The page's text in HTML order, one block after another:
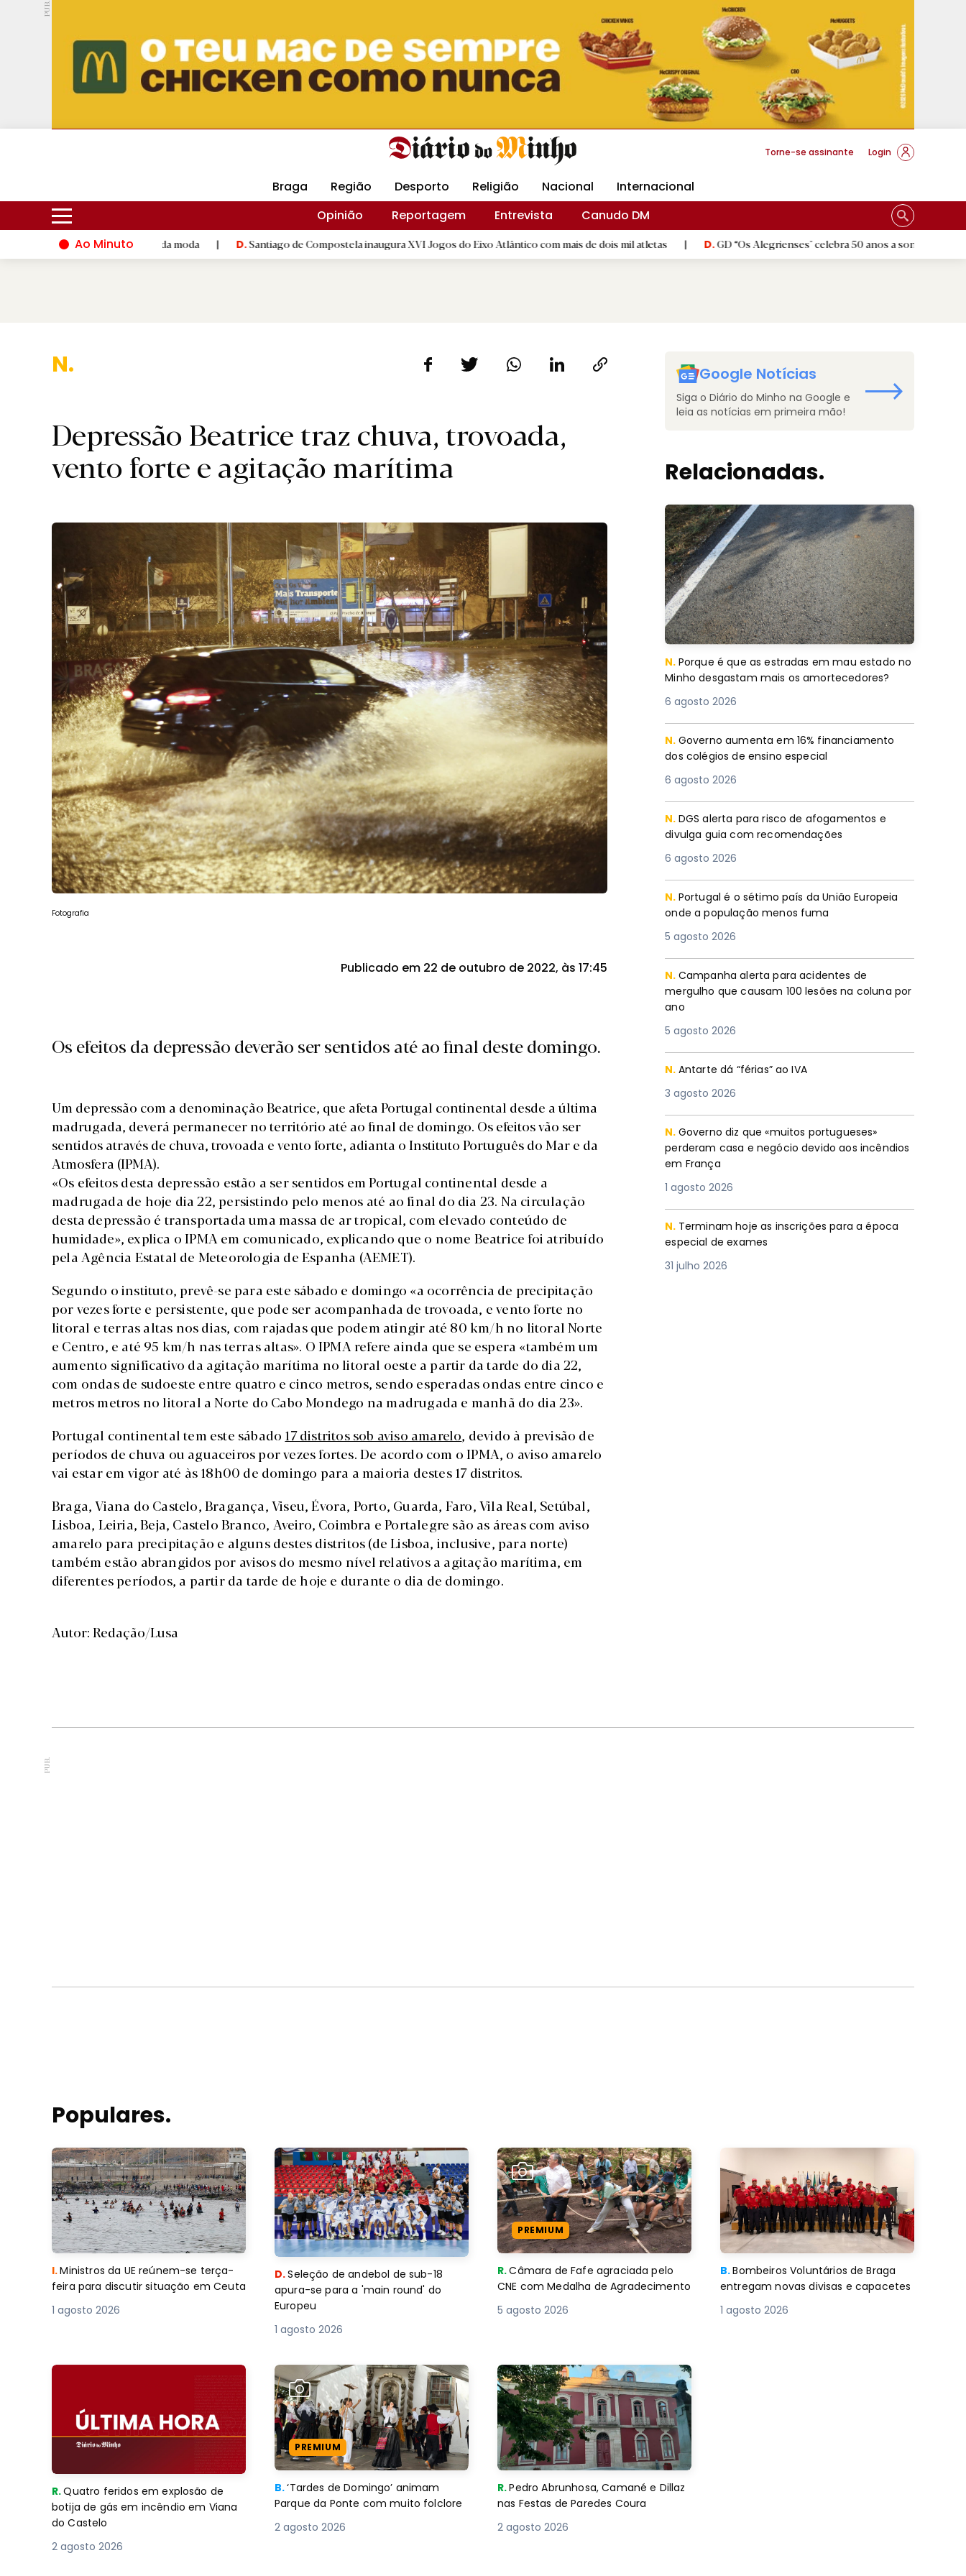
PUB.
Hoje 18ºC 29ºC DMtv Revista Minha Gráfica DM Livraria DM Arquidiocese Braga
Torne-se assinante Login
Braga Região Desporto Religião Nacional
Internacional
Opinião
Reportagem Entrevista
Canudo DM
Ao Minuto
do mundo da moda D.Santiago de Compostela inaugura XVI Jogos do Eixo Atlântico com mais de dois mil atletas | D.GD “Os Alegrienses" celebra 50 anos a sonhar com «casa própria»
Nacio
Depressão Beatrice traz chuva, trovoada,
vento forte e agitação marítima
Fotografia
Publicado em 22 de outubro de 2022, às 17:45
Os efeitos da depressão deverão ser sentidos até ao final deste domingo.
Um depressão com a denominação Beatrice, que afeta Portugal continental desde a última
madrugada, deverá permanecer no território até ao final de domingo. Os efeitos vão ser
sentidos através de chuva, trovoada e vento forte, adianta o Instituto Português do Mar e da
Atmosfera (IPMA).
«Os efeitos desta depressão estão a ser sentidos em Portugal continental desde a
madrugada de hoje dia 22, persistindo pelo menos até ao final do dia 23. Na circulação
desta depressão é transportada uma massa de ar tropical, com elevado conteúdo de
humidade», explica o IPMA em comunicado, explicando que o nome Beatrice foi atribuído
pela Agência Estatal de Meteorologia de Espanha (AEMET).
Segundo o instituto, prevê-se para este sábado e domingo «a ocorrência de precipitação
por vezes forte e persistente, que pode ser acompanhada de trovoada, e vento forte no
litoral e terras altas nos dias, com rajadas que podem atingir até 80 km/h no litoral Norte
e Centro, e até 95 km/h nas terras altas». O IPMA refere ainda que se espera «também um
aumento significativo da agitação marítima no litoral oeste a partir da tarde do dia 22,
com ondas de sudoeste entre quatro e cinco metros, sendo esperadas ondas entre cinco e
metros metros no litoral a Norte do Cabo Mondego na madrugada e manhã do dia 23».
Portugal continental tem este sábado 17 distritos sob aviso amarelo, devido à previsão de
períodos de chuva ou aguaceiros por vezes fortes. De acordo com o IPMA, o aviso amarelo
vai estar em vigor até às 18h00 de domingo para a maioria destes 17 distritos.
Braga, Viana do Castelo, Bragança, Viseu, Évora, Porto, Guarda, Faro, Vila Real, Setúbal,
Lisboa, Leiria, Beja, Castelo Branco, Aveiro, Coimbra e Portalegre são as áreas com aviso
amarelo para precipitação e alguns destes distritos (de Lisboa, inclusive, para norte)
também estão abrangidos por avisos do mesmo nível relativos a agitação marítima, em
diferentes períodos, a partir da tarde de hoje e durante o dia de domingo.
Autor: Redação/Lusa
Google Notícias
Siga o Diário do Minho na Google e
leia as notícias em primeira mão!
Relacionadas.
N. Porque é que as estradas em mau estado no
Minho desgastam mais os amortecedores?
6 agosto 2026
N. Governo aumenta em 16% financiamento
dos colégios de ensino especial
6 agosto 2026
N. DGS alerta para risco de afogamentos e
divulga guia com recomendações
6 agosto 2026
N. Portugal é o sétimo país da União Europeia
onde a população menos fuma
5 agosto 2026
N. Campanha alerta para acidentes de
mergulho que causam 100 lesões na coluna por
ano
5 agosto 2026
N. Antarte dá “férias” ao IVA
3 agosto 2026
N. Governo diz que «muitos portugueses»
perderam casa e negócio devido aos incêndios
em França
1 agosto 2026
N. Terminam hoje as inscrições para a época
especial de exames
31 julho 2026
PUB.
Populares.
I.Ministros da UE reúnem-se terça-
feira para discutir situação em Ceuta
1 agosto 2026
D.Seleção de andebol de sub-18
apura-se para a 'main round' do
Europeu
1 agosto 2026
PREMIUM
R.Câmara de Fafe agraciada pelo
CNE com Medalha de Agradecimento
5 agosto 2026
B.Bombeiros Voluntários de Braga
entregam novas divisas e capacetes
1 agosto 2026
R.Quatro feridos em explosão de
botija de gás em incêndio em Viana
do Castelo
2 agosto 2026
PREMIUM
B.‘Tardes de Domingo’ animam
Parque da Ponte com muito folclore
2 agosto 2026
R.Pedro Abrunhosa, Camané e Dillaz
nas Festas de Paredes Coura
2 agosto 2026